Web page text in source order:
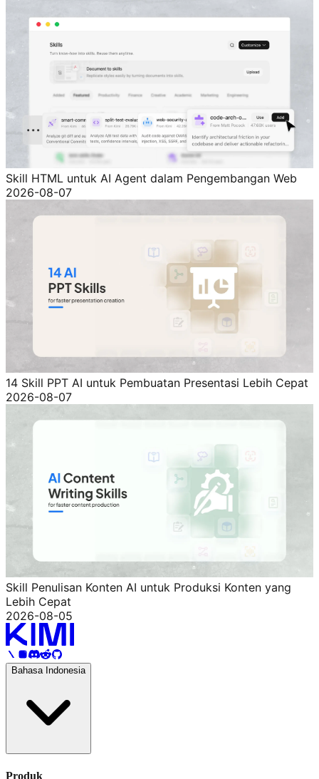
Skill HTML untuk AI Agent dalam Pengembangan Web
2026-08-07
14 Skill PPT AI untuk Pembuatan Presentasi Lebih Cepat
2026-08-07
Skill Penulisan Konten AI untuk Produksi Konten yang
Lebih Cepat
2026-08-05
Bahasa Indonesia
Produk